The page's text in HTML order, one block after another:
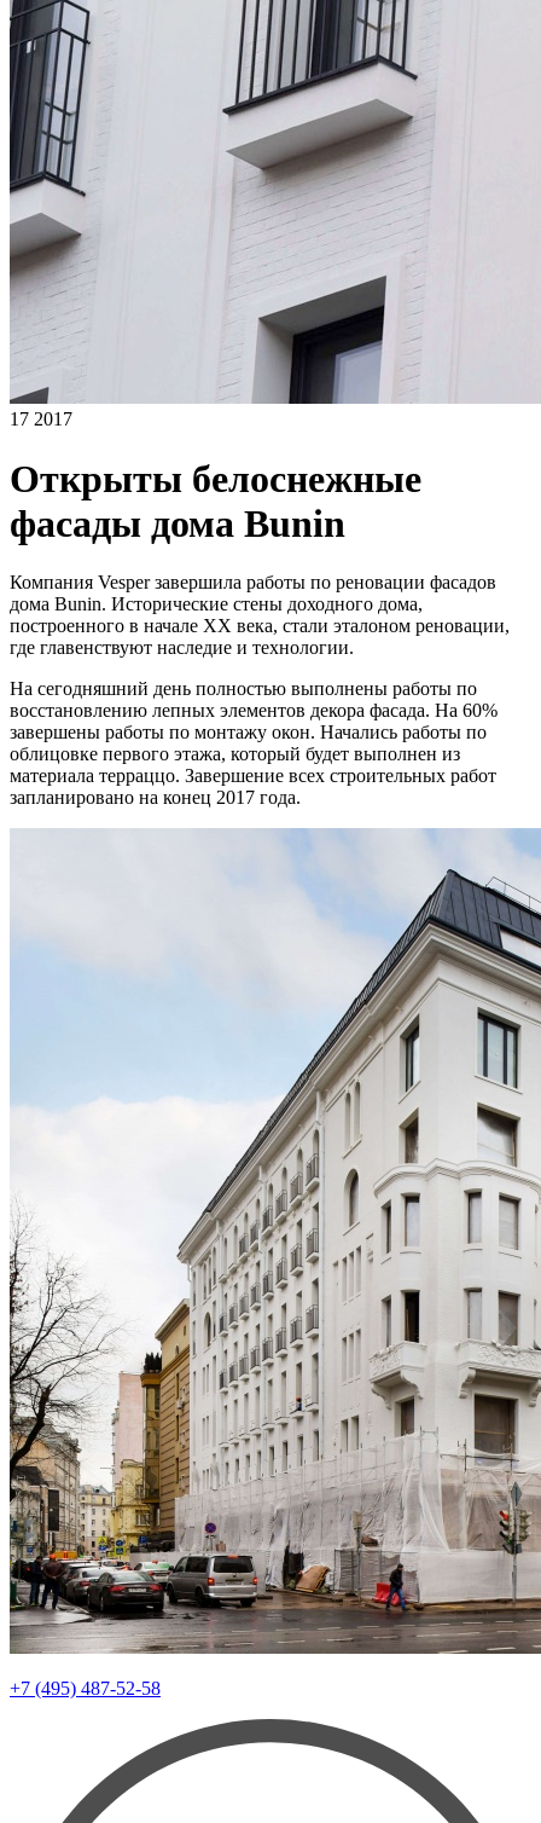
17 2017
Открыты белоснежные
фасады дома Bunin
Компания Vesper завершила работы по реновации фасадов
дома Bunin. Исторические стены доходного дома,
построенного в начале XX века, стали эталоном реновации,
где главенствуют наследие и технологии.
На сегодняшний день полностью выполнены работы по
восстановлению лепных элементов декора фасада. На 60%
завершены работы по монтажу окон. Начались работы по
облицовке первого этажа, который будет выполнен из
материала терраццо. Завершение всех строительных работ
запланировано на конец 2017 года.
+7 (495) 487-52-58